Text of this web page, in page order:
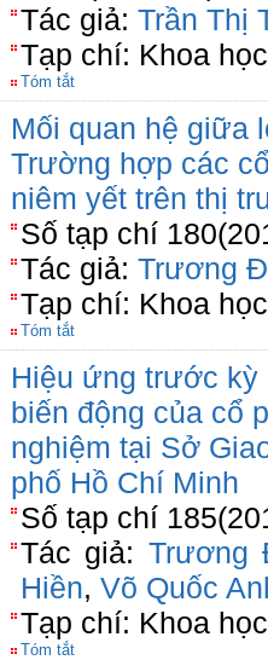
Tác giả: Trần Thị
Tạp chí: Khoa
Tóm tắt
Mối quan hệ giữa
Trường hợp các
niêm yết trên thị
Số tạp chí
Tác giả: Trương
Tạp chí: Khoa
Tóm tắt
Hiệu ứng trước kỳ
biến động của cổ
nghiệm tại Sở
phố Hồ Chí Minh
Số tạp chí
Tác giả: Trương
Hiền, Võ Quốc
Tạp chí: Khoa
Tóm tắt